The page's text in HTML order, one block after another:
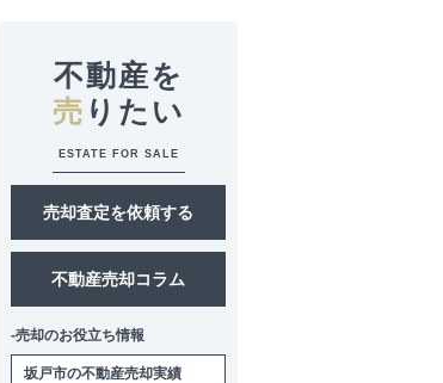
不動産を
売 りたい
ESTATE FOR SALE
売却査定を依頼する
不動産売却コラム
-売却のお役立ち情報
坂戸市の不動産売却実績